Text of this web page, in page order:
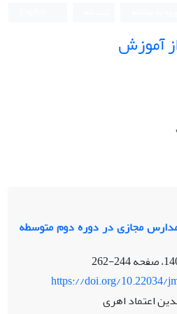
آموزش
مجازی در دوره دوم متوسطه
244-262
https://doi.org/10.22034/
اعتماد اهری